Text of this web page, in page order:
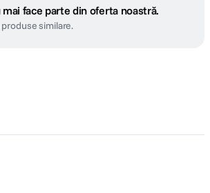
face parte din oferta noastră.
similare.